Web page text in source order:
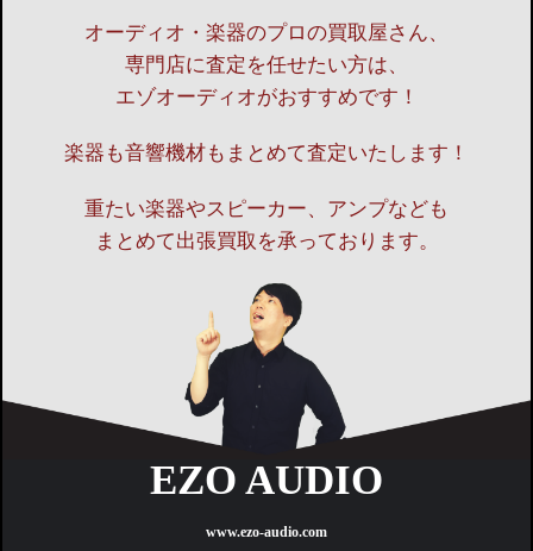
オーディオ・楽器のプロの買取屋さん、
専門店に査定を任せたい方は、
エゾオーディオがおすすめです！
楽器も音響機材もまとめて査定いたします！
重たい楽器やスピーカー、アンプなども
まとめて出張買取を承っております。
EZO AUDIO
www.ezo-audio.com